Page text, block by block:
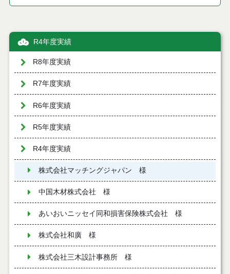
R4年度実績
R8年度実績
R7年度実績
R6年度実績
R5年度実績
R4年度実績
株式会社マッチングジャパン 様
中国木材株式会社 様
あいおいニッセイ同和損害保険株式会社 様
株式会社和廣 様
株式会社三木設計事務所 様